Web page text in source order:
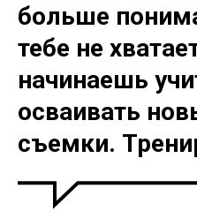
больше
тебе не
начинаешь
осваивать
съемки.